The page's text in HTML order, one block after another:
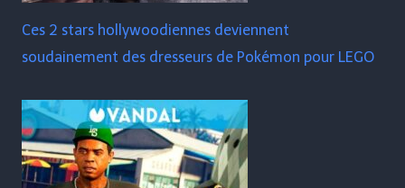
Ces 2 stars hollywoodiennes deviennent
soudainement des dresseurs de Pokémon pour LEGO